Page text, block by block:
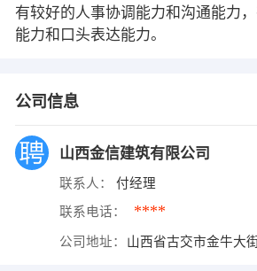
有较好的人事协调能力和沟通能力
能力和口头表达能力。
公司信息
山西金信建筑有限公司
联系人： 付经理
联系电话： ****
公司地址： 山西省古交市金牛大